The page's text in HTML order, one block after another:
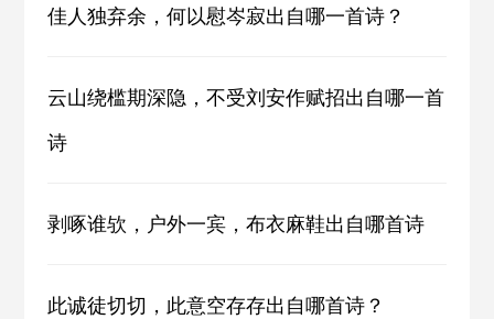
佳人独弃余，何以慰岑寂出自哪一首诗？
云山绕槛期深隐，不受刘安作赋招出自哪一首
诗
剥啄谁欤，户外一宾，布衣麻鞋出自哪首诗
此诚徒切切，此意空存存出自哪首诗？